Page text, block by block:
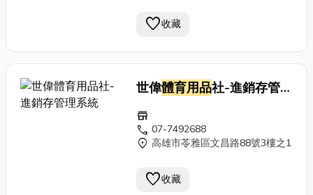
favorite收藏
世偉體育用品社-進銷存管理
系統
store
call 07-7492688
location_on 高雄市苓雅區文昌路88號3樓之1
favorite收藏